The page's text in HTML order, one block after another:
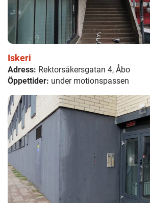
Iskeri
Adress: Rektorsåkersgatan 4, Åbo
Öppettider: under motionspassen